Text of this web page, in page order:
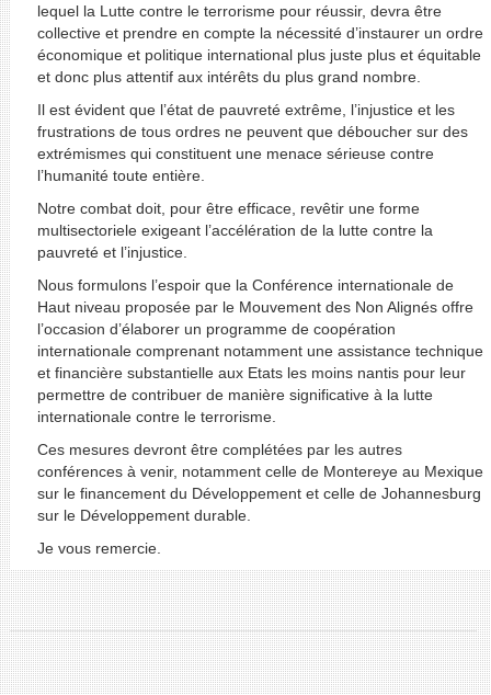
lequel la Lutte contre le terrorisme pour réussir, devra être
collective et prendre en compte la nécessité d’instaurer un ordre
économique et politique international plus juste plus et équitable
et donc plus attentif aux intérêts du plus grand nombre.
Il est évident que l’état de pauvreté extrême, l’injustice et les
frustrations de tous ordres ne peuvent que déboucher sur des
extrémismes qui constituent une menace sérieuse contre
l’humanité toute entière.
Notre combat doit, pour être efficace, revêtir une forme
multisectoriele exigeant l’accélération de la lutte contre la
pauvreté et l’injustice.
Nous formulons l’espoir que la Conférence internationale de
Haut niveau proposée par le Mouvement des Non Alignés offre
l’occasion d’élaborer un programme de coopération
internationale comprenant notamment une assistance technique
et financière substantielle aux Etats les moins nantis pour leur
permettre de contribuer de manière significative à la lutte
internationale contre le terrorisme.
Ces mesures devront être complétées par les autres
conférences à venir, notamment celle de Montereye au Mexique
sur le financement du Développement et celle de Johannesburg
sur le Développement durable.
Je vous remercie.